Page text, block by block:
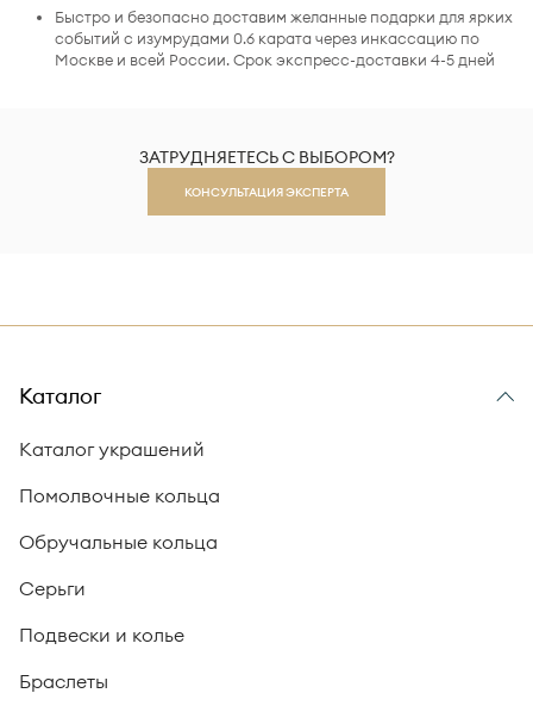
Быстро и безопасно доставим желанные подарки для ярких
событий с изумрудами 0.6 карата через инкассацию по
Москве и всей России. Срок экспресс-доставки 4-5 дней
ЗАТРУДНЯЕТЕСЬ С ВЫБОРОМ?
КОНСУЛЬТАЦИЯ ЭКСПЕРТА
Каталог
Каталог украшений
Помолвочные кольца
Обручальные кольца
Серьги
Подвески и колье
Браслеты